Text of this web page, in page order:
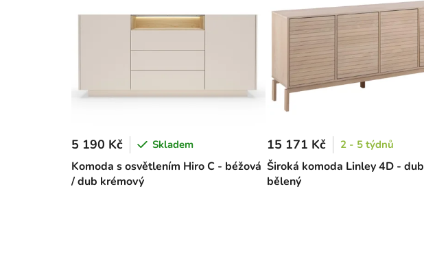
Komoda s osvětlením Hiro C - béžová
/ dub krémový
5 190 Kč Skladem
Široká komoda Linley 4D - dub
bělený
15 171 Kč 2 - 5 týdnů